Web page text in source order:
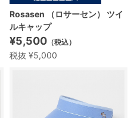
Rosasen （ロサーセン） ツイ
ルキャップ
¥5,500 （税込）
税抜 ¥5,000